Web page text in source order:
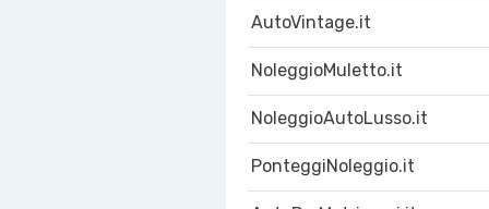
AutoVintage.it
NoleggioMuletto.it
NoleggioAutoLusso.it
PonteggiNoleggio.it